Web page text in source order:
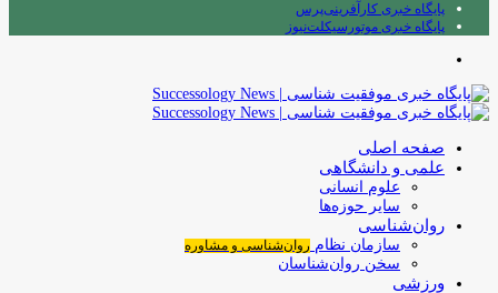
پایگاه خبری کارآفرینی‌پرس
پایگاه خبری موتورسیکلت‌نیوز
صفحه اصلی
علمی و دانشگاهی
علوم انسانی
سایر حوزه‌ها
روان‌شناسی
سازمان نظام روان‌شناسی و مشاوره
سخن روان‌شناسان
ورزشی